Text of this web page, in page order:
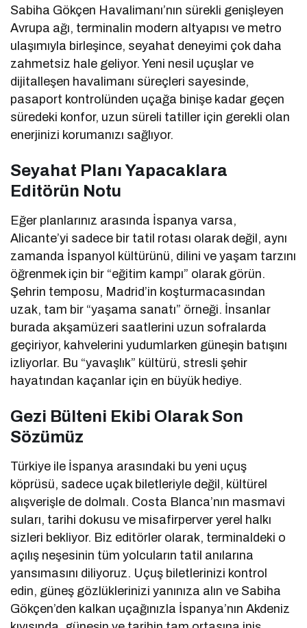
Sabiha Gökçen Havalimanı’nın sürekli genişleyen
Avrupa ağı, terminalin modern altyapısı ve metro
ulaşımıyla birleşince, seyahat deneyimi çok daha
zahmetsiz hale geliyor. Yeni nesil uçuşlar ve
dijitalleşen havalimanı süreçleri sayesinde,
pasaport kontrolünden uçağa binişe kadar geçen
süredeki konfor, uzun süreli tatiller için gerekli olan
enerjinizi korumanızı sağlıyor.
Seyahat Planı Yapacaklara
Editörün Notu
Eğer planlarınız arasında İspanya varsa,
Alicante’yi sadece bir tatil rotası olarak değil, aynı
zamanda İspanyol kültürünü, dilini ve yaşam tarzını
öğrenmek için bir “eğitim kampı” olarak görün.
Şehrin temposu, Madrid’in koşturmacasından
uzak, tam bir “yaşama sanatı” örneği. İnsanlar
burada akşamüzeri saatlerini uzun sofralarda
geçiriyor, kahvelerini yudumlarken güneşin batışını
izliyorlar. Bu “yavaşlık” kültürü, stresli şehir
hayatından kaçanlar için en büyük hediye.
Gezi Bülteni Ekibi Olarak Son
Sözümüz
Türkiye ile İspanya arasındaki bu yeni uçuş
köprüsü, sadece uçak biletleriyle değil, kültürel
alışverişle de dolmalı. Costa Blanca’nın masmavi
suları, tarihi dokusu ve misafirperver yerel halkı
sizleri bekliyor. Biz editörler olarak, terminaldeki o
açılış neşesinin tüm yolcuların tatil anılarına
yansımasını diliyoruz. Uçuş biletlerinizi kontrol
edin, güneş gözlüklerinizi yanınıza alın ve Sabiha
Gökçen’den kalkan uçağınızla İspanya’nın Akdeniz